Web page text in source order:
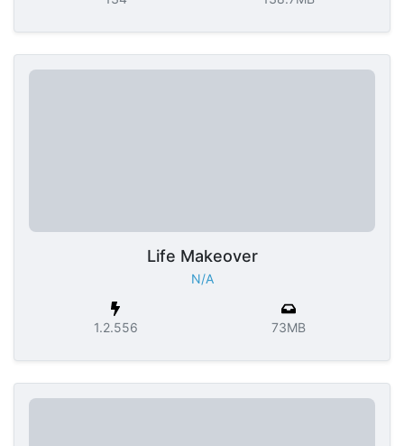
Life Makeover
N/A
1.2.556 73MB